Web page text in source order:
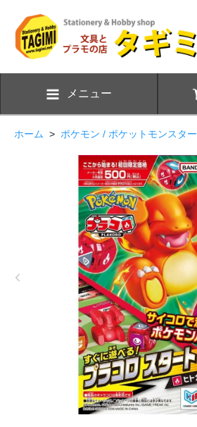
メニュー
ホーム > ポケモン / ポケットモンスター